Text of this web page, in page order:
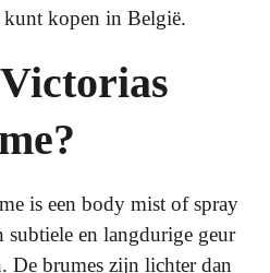
kunt kopen in België.
is een body mist of spray
en langdurige geur
De brumes zijn lichter dan